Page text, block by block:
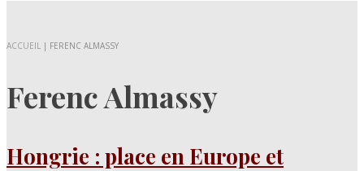
ACCUEIL | FERENC ALMASSY
Ferenc Almassy
Hongrie : place en Europe et